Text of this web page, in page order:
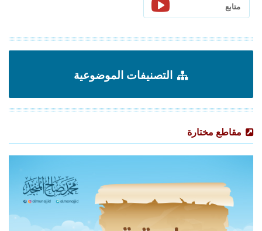
متابع
التصنيفات الموضوعية
مقاطع مختارة